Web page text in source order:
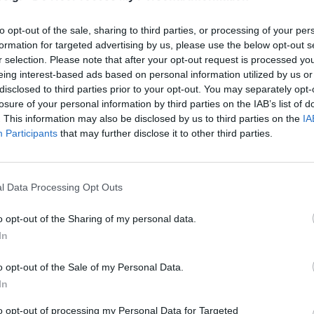
opt-out of the sale, sharing to third parties, or processing of your
for targeted advertising by us, please use the below opt-out
selection. Please note that after your opt-out request is processed
interest-based ads based on personal information utilized by us
to third parties prior to your opt-out. You may separately
of your personal information by third parties on the IAB’s list of
This information may also be disclosed by us to third parties on the
Participants that may further disclose it to other third parties.
Data Processing Opt Outs
opt-out of the Sharing of my personal data.
opt-out of the Sale of my Personal Data.
opt-out of processing my Personal Data for Targeted
θα ικανοποιηθούν σε πολύ
τους στη σειρά προτεραιότητας.
μπορούν να επικοινωνήσουν στο